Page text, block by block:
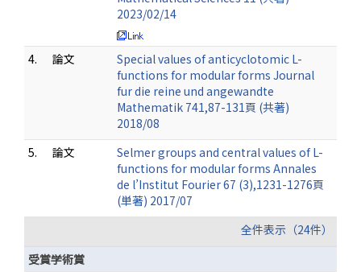
2023/02/14
4. 論文
Special values of anticyclotomic L-
functions for modular forms Journal
fur die reine und angewandte
Mathematik 741,87-131頁 (共著)
2018/08
5.
論文
Selmer groups and central values of L-
functions for modular forms Annales
de l’Institut Fourier 67 (3),1231-1276頁
(単著) 2017/07
全件表示（24件）
受賞学術賞